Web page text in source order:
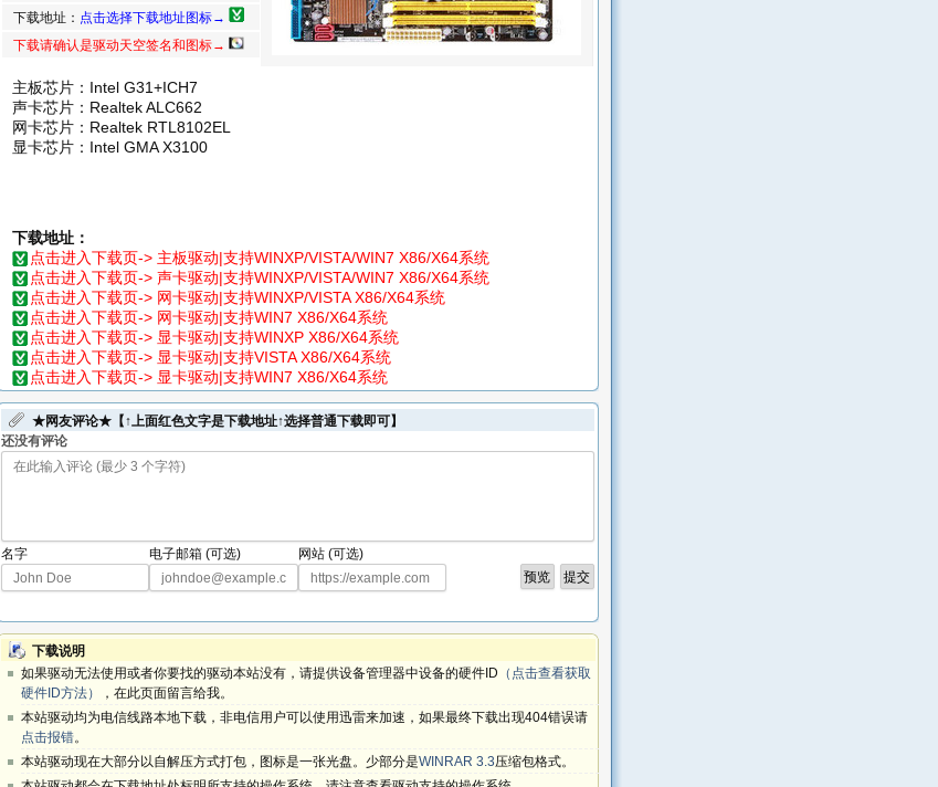
下载地址： 点击选择下载地址图标→
下载请确认是驱动天空签名和图标→
主板芯片：Intel G31+ICH7
声卡芯片：Realtek ALC662
网卡芯片：Realtek RTL8102EL
显卡芯片：Intel GMA X3100
下载地址：
点击进入下载页-> 主板驱动|支持WINXP/VISTA/WIN7 X86/X64系统
点击进入下载页-> 声卡驱动|支持WINXP/VISTA/WIN7 X86/X64系统
点击进入下载页-> 网卡驱动|支持WINXP/VISTA X86/X64系统
点击进入下载页-> 网卡驱动|支持WIN7 X86/X64系统
点击进入下载页-> 显卡驱动|支持WINXP X86/X64系统
点击进入下载页-> 显卡驱动|支持VISTA X86/X64系统
点击进入下载页-> 显卡驱动|支持WIN7 X86/X64系统
★网友评论★【↑上面红色文字是下载地址↑选择普通下载即可】
还没有评论
名字 电子邮箱 (可选) 网站 (可选)
下载说明
如果驱动无法使用或者你要找的驱动本站没有，请提供设备管理器中设备的硬件ID （点击查看获取
硬件ID方法）
，在此页面留言给我。
本站驱动均为电信线路本地下载，非电信用户可以使用迅雷来加速，如果最终下载出现404错误请
点击报错。
本站驱动现在大部分以自解压方式打包，图标是一张光盘。少部分是WINRAR 3.3压缩包格式。